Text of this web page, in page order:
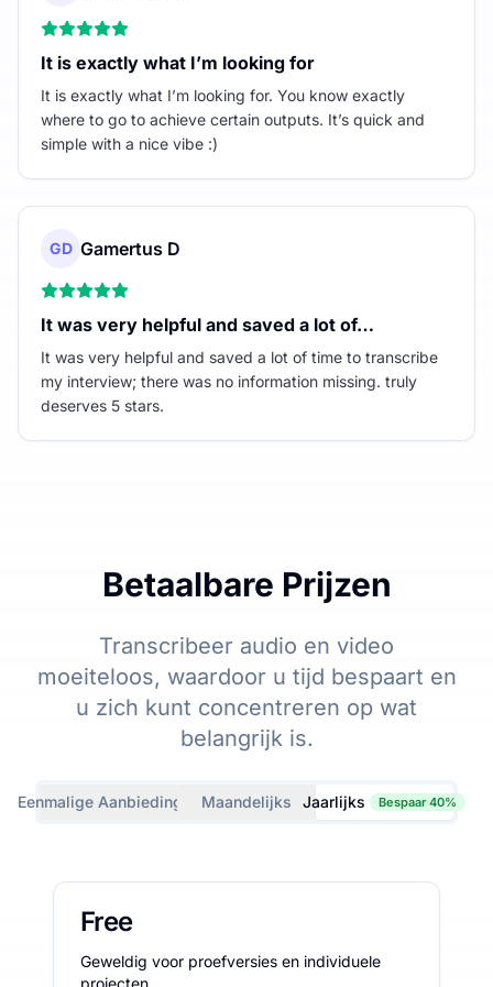
It is exactly what I’m looking for
It is exactly what I’m looking for. You know exactly
where to go to achieve certain outputs. It’s quick and
simple with a nice vibe :)
GD Gamertus D
It was very helpful and saved a lot of…
It was very helpful and saved a lot of time to transcribe
my interview; there was no information missing. truly
deserves 5 stars.
Betaalbare Prijzen
Transcribeer audio en video
moeiteloos, waardoor u tijd bespaart en
u zich kunt concentreren op wat
belangrijk is.
Eenmalige Aanbiedingen Maandelijks Jaarlijks Bespaar 40%
Free
Geweldig voor proefversies en individuele
projecten.